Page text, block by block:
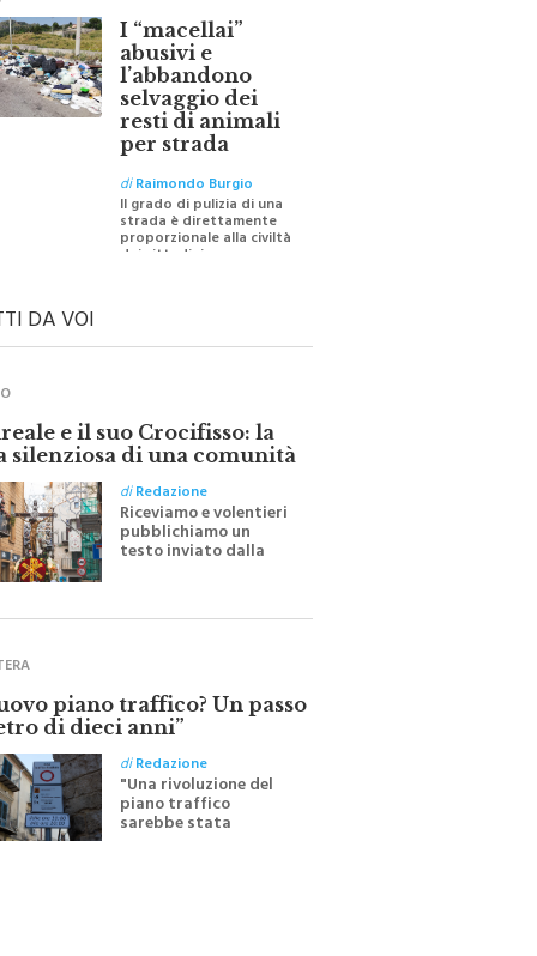
I “macellai”
abusivi e
l’abbandono
selvaggio dei
resti di animali
per strada
diRaimondo Burgio
Il grado di pulizia di una
strada è direttamente
proporzionale alla civiltà
DA VOI
e il suo Crocifisso: la
silenziosa di una comunità
diRedazione
Riceviamo e volentieri
pubblichiamo un
testo inviato dalla
all'indomani della
piano traffico? Un passo
di dieci anni”
diRedazione
"Una rivoluzione del
piano traffico
sarebbe stata